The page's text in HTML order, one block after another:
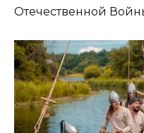
Отечественной